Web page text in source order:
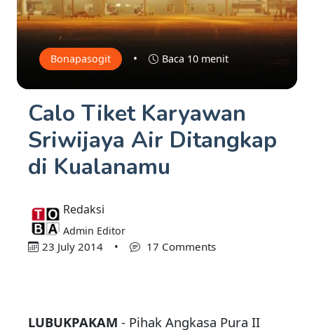
Bonapasogit • Baca 10 menit
Calo Tiket Karyawan
Sriwijaya Air Ditangkap
di Kualanamu
Redaksi
Admin Editor
23 July 2014 • 17 Comments
LUBUKPAKAM - Pihak Angkasa Pura II